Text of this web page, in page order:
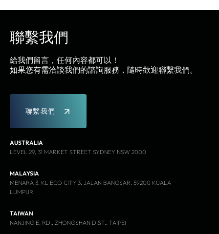
聯繫我們
給我們留言，任何內容都可以！
如果您有需洽談我們的諮詢服務，隨時歡迎聯繫我們。
聯繫我們
AUSTRALIA
LEVEL 29, 31 MARKET STREET SYDNEY NSW 2000
MALAYSIA
MENARA 3, KL ECO CITY 3, JALAN BANGSAR, 59200 KUALA
LUMPUR
TAIWAN
NANJING E. RD., ZHONGSHAN DIST., TAIPEI